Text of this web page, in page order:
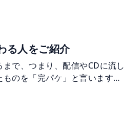
る人をご紹介
で、つまり、配信やCDに流し
のを「完パケ」と言います。
までに制作に携わる人々をご